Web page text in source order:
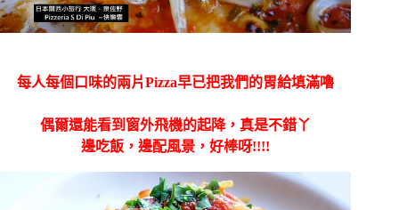
每人每個口味的兩片Pizza早已把我們的胃給填滿嚕
偶爾還能看到窗外飛機的起降，真是不錯丫
邊吃飯，邊配風景，好棒呀!!!!